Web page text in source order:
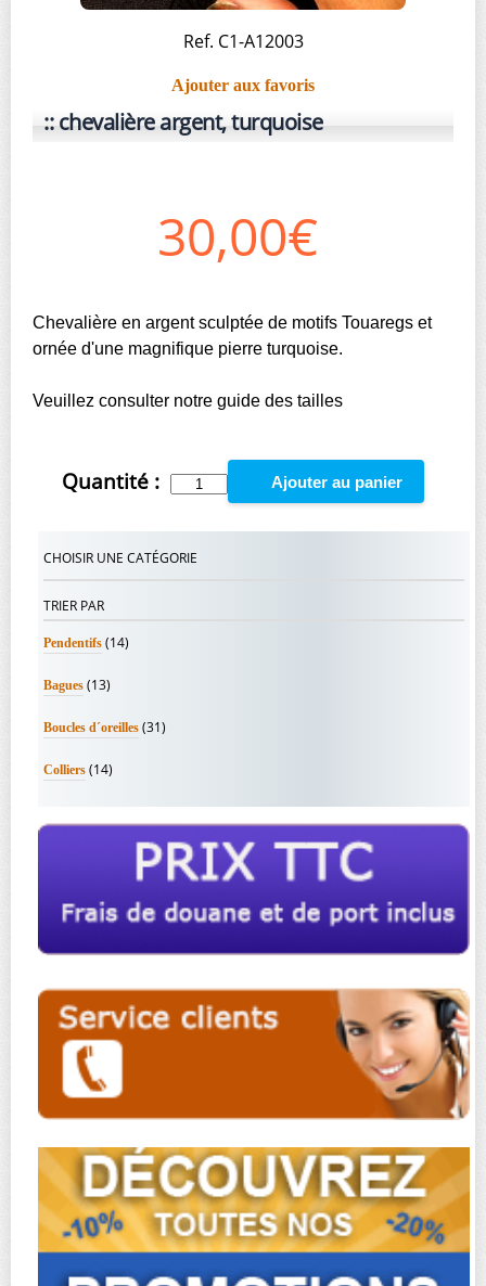
Ref. C1-A12003
Ajouter aux favoris
chevalière argent, turquoise
30,00€
Chevalière en argent sculptée de motifs Touaregs et
ornée d'une magnifique pierre turquoise.
Veuillez consulter notre guide des tailles
Quantité : Ajouter au panier
CHOISIR UNE CATÉGORIE
TRIER PAR
Pendentifs (14)
Bagues (13)
Boucles d´oreilles (31)
Colliers (14)